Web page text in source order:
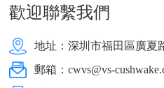
歡迎聯繫我們
地址：深圳市福田區廣夏
郵箱：cwvs@vs-